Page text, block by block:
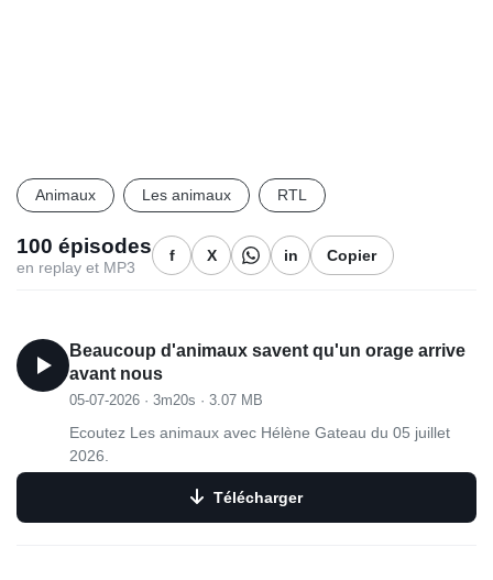
Animaux Les animaux RTL
100 épisodes
en replay et MP3
f X in Copier
Beaucoup d'animaux savent qu'un orage arrive
avant nous
05-07-2026 · 3m20s · 3.07 MB
Ecoutez Les animaux avec Hélène Gateau du 05 juillet
2026.
Télécharger